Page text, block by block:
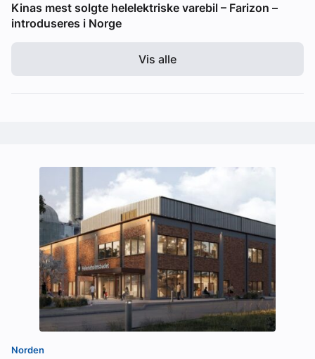
Kinas mest solgte helelektriske varebil – Farizon –
introduseres i Norge
Vis alle
Norden